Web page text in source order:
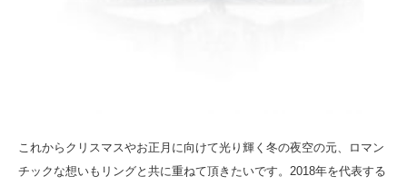
これからクリスマスやお正月に向けて光り輝く冬の夜空の元、ロマン
チックな想いもリングと共に重ねて頂きたいです。2018年を代表する